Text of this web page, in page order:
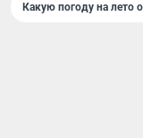
Какую погоду на лето